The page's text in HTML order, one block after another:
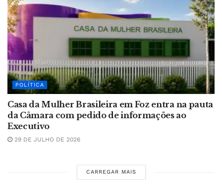
POLÍTICA
Casa da Mulher Brasileira em Foz entra na pauta
da Câmara com pedido de informações ao
Executivo
29 DE JULHO DE 2026
CARREGAR MAIS